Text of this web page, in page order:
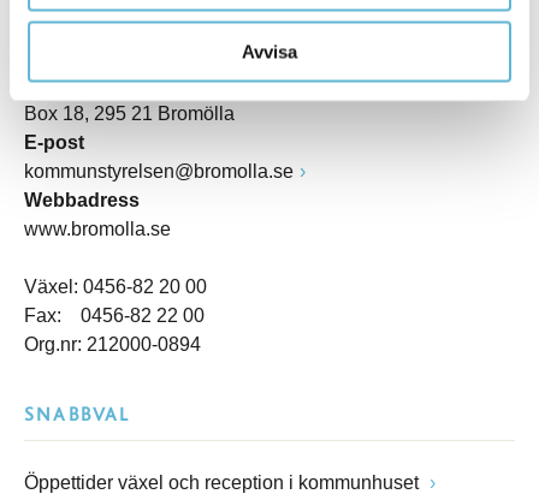
Avvisa
Besöksadress
Kommunhuset, Storgatan 48
Postadress
Box 18, 295 21 Bromölla
E-post
kommunstyrelsen@bromolla.se
Webbadress
www.bromolla.se
Växel: 0456-82 20 00
Fax: 0456-82 22 00
Org.nr: 212000-0894
SNABBVAL
Öppettider växel och reception i kommunhuset